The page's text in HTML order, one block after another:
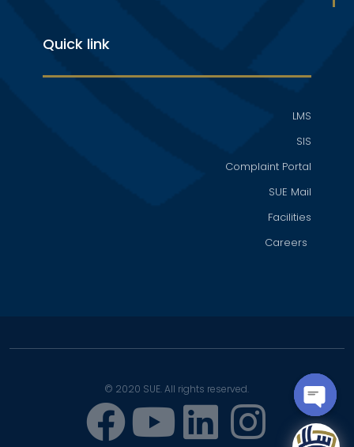
Quick link
LMS
SIS
Complaint Portal
SUE Mail
Facilities
Careers
© 2020 SUE. All rights reserved.
OPEN
CHATY